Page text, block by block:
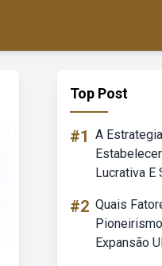
Top Post
#1 A
Lucrativa E
#2 Quais
Expansão